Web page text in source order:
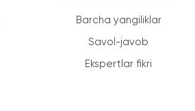
Barcha yangiliklar
Savol-javob
Ekspertlar fikri